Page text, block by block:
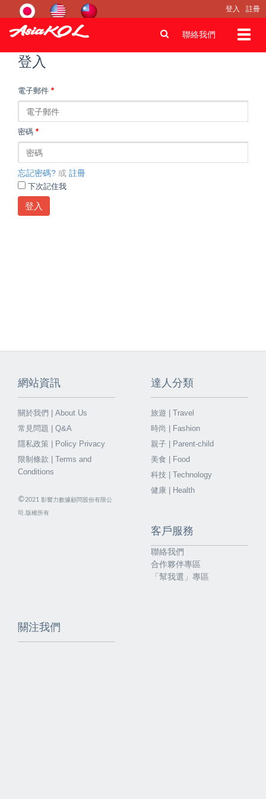
登入 註冊
聯絡我們
登入
電子郵件 *
密碼 *
忘記密碼? 或 註冊
下次記住我
登入
網站資訊
關於我們 | About Us
常見問題 | Q&A
隱私政策 | Policy Privacy
限制條款 | Terms and
Conditions
©2021 影響力數據顧問股份有限公
司.版權所有
達人分類
旅遊 | Travel
時尚 | Fashion
親子 | Parent-child
美食 | Food
科技 | Technology
健康 | Health
客戶服務
聯絡我們
合作夥伴專區
「幫我選」專區
關注我們